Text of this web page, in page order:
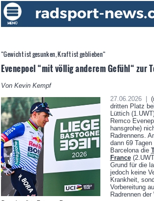
“Gewicht ist gesunken, Kraft ist geblieben“
Evenepoel “mit völlig anderem Gefühl“ zur
Von Kevin Kempf
27.06.2026 |
dritten Platz
Lüttich
Remco
hansgrohe)
Radrennens.
dann 69
Barcelona die
France
Grund für die
jedoch keine
Krankheit,
Vorbereitung
Radrennen der